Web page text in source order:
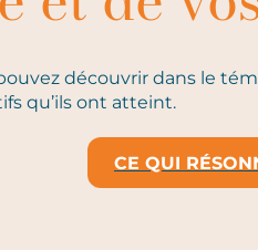
découvrir dans le
qu’ils ont atteint.
CE QUI